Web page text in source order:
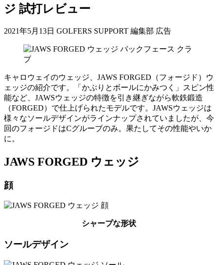
ジ 試打レビュー
2021年5月13日 GOLFERS SUPPORT 編集部 広告
クラ
ブ
キャロウェイのウェッジ、JAWS FORGED（フォージド）ウ
ェッジの紹介です。「かぶりとボールにかみつく」スピン性
能など、JAWSウェッジの特徴を引き継ぎながら軟鉄鍛造
（FORGED）で仕上げられたモデルです。JAWSウェッジは
様々なソールデザインがラインナップされていましたが、今
回のフォージドはCグルーブのみ。果たしてその性能やいか
に。
JAWS FORGED ウェッジ
顔
シャープな形状
ソールデザイン